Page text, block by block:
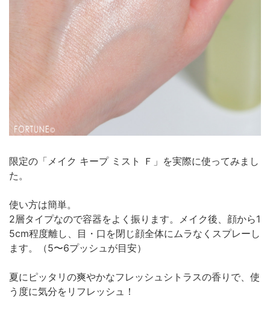
限定の「メイク キープ ミスト Ｆ」を実際に使ってみまし
た。
使い方は簡単。
2層タイプなので容器をよく振ります。メイク後、顔から1
5cm程度離し、目・口を閉じ顔全体にムラなくスプレーし
ます。（5〜6プッシュが目安）
夏にピッタリの爽やかなフレッシュシトラスの香りで、使
う度に気分をリフレッシュ！